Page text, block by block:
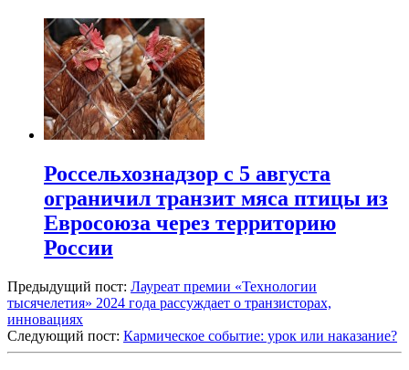
Россельхознадзор с 5 августа
ограничил транзит мяса птицы из
Евросоюза через территорию
России
Предыдущий пост: Лауреат премии «Технологии
тысячелетия» 2024 года рассуждает о транзисторах,
инновациях
Следующий пост: Кармическое событие: урок или наказание?